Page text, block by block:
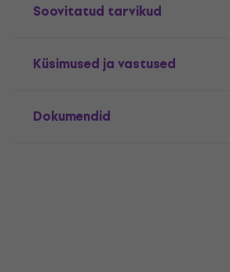
Soovitatud tarvikud
Küsimused ja vastused
Dokumendid